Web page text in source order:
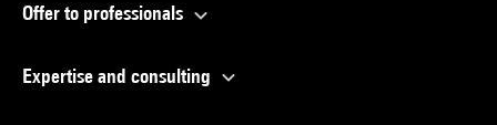
Offer to professionals
Expertise and consulting